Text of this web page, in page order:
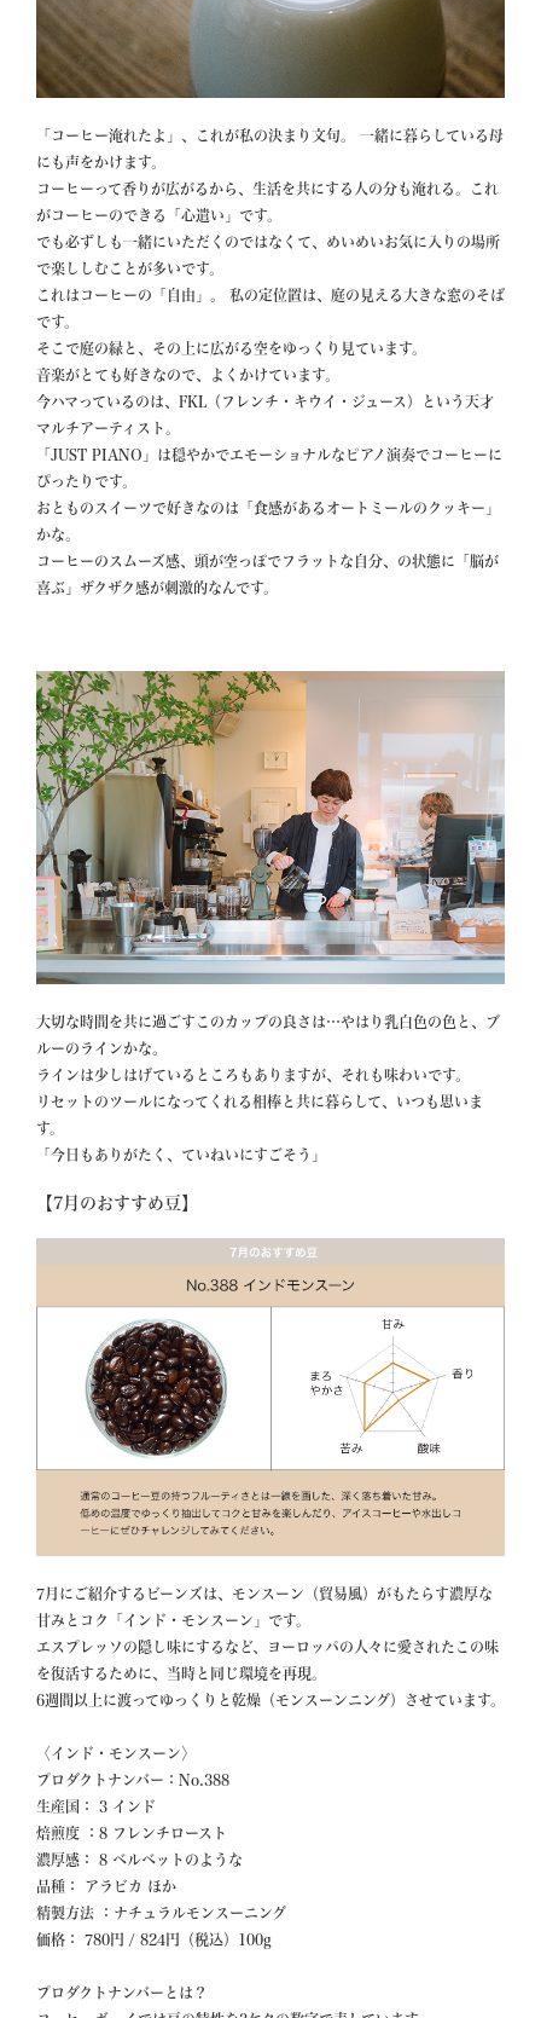
「コーヒー淹れたよ」、これが私の決まり文句。 一緒に暮らしている母
にも声をかけます。
コーヒーって香りが広がるから、生活を共にする人の分も淹れる。これ
がコーヒーのできる「心遣い」です。
でも必ずしも一緒にいただくのではなくて、めいめいお気に入りの場所
で楽ししむことが多いです。
これはコーヒーの「自由」。 私の定位置は、庭の見える大きな窓のそば
です。
そこで庭の緑と、その上に広がる空をゆっくり見ています。
音楽がとても好きなので、よくかけています。
今ハマっているのは、FKL（フレンチ・キウイ・ジュース）という天才
マルチアーティスト。
「JUST PIANO」は穏やかでエモーショナルなピアノ演奏でコーヒーに
ぴったりです。
おとものスイーツで好きなのは「食感があるオートミールのクッキー」
かな。
コーヒーのスムーズ感、頭が空っぽでフラットな自分、の状態に「脳が
喜ぶ」ザクザク感が刺激的なんです。
大切な時間を共に過ごすこのカップの良さは…やはり乳白色の色と、ブ
ルーのラインかな。
ラインは少しはげているところもありますが、それも味わいです。
リセットのツールになってくれる相棒と共に暮らして、いつも思いま
す。
【7月のおすすめ豆】
7月にご紹介するビーンズは、モンスーン（貿易風）がもたらす濃厚な
甘みとコク「インド・モンスーン」です。
エスプレッソの隠し味にするなど、ヨーロッパの人々に愛されたこの味
を復活するために、当時と同じ環境を再現。
6週間以上に渡ってゆっくりと乾燥（モンスーンニング）させています。
〈インド・モンスーン〉
プロダクトナンバー：No.388
生産国： 3 インド
焙煎度 ：8 フレンチロースト
濃厚感： 8 ベルベットのような
品種： アラビカ ほか
精製方法 ：ナチュラルモンスーニング
価格： 780円 / 824円（税込）100g
プロダクトナンバーとは？